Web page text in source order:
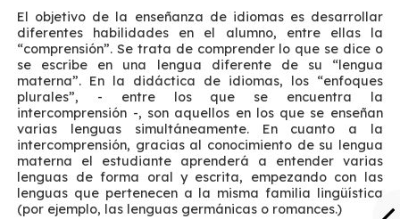
El objetivo de la enseñanza de idiomas es desarrollar
diferentes habilidades en el alumno, entre ellas la
“comprensión”. Se trata de comprender lo que se dice o
se escribe en una lengua diferente de su “lengua
materna”. En la didáctica de idiomas, los “enfoques
plurales”, - entre los que se encuentra la
intercomprensión -, son aquellos en los que se enseñan
varias lenguas simultáneamente. En cuanto a la
intercomprensión, gracias al conocimiento de su lengua
materna el estudiante aprenderá a entender varias
lenguas de forma oral y escrita, empezando con las
lenguas que pertenecen a la misma familia lingüística
(por ejemplo, las lenguas germánicas o romances.)